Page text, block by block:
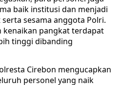
baik institusi dan menjadi
sesama anggota Polri.
kenaikan pangkat terdapat
tinggi dibanding
Cirebon mengucapkan
personel yang naik